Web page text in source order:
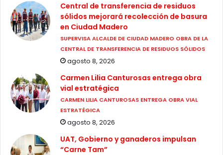
Central de transferencia de residuos
sólidos mejorará recolección de basura
en Ciudad Madero
SUPERVISA ALCALDE DE CIUDAD MADERO OBRA DE LA
CENTRAL DE TRANSFERENCIA DE RESIDUOS SÓLIDOS
agosto 8, 2026
Carmen Lilia Canturosas entrega obra
vial estratégica
CARMEN LILIA CANTUROSAS ENTREGA OBRA VIAL
ESTRATÉGICA
agosto 8, 2026
UAT, Gobierno y ganaderos impulsan
“Carne Tam”